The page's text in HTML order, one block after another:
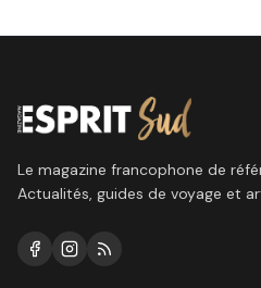
Le magazine francophone de
Actualités, guides de voyage et